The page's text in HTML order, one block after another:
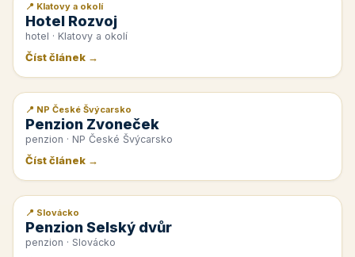
📰 PR článek
📍 Klatovy a okolí
Hotel Rozvoj
hotel · Klatovy a okolí
Číst článek →
📰 PR článek
📍 NP České Švýcarsko
Penzion Zvoneček
penzion · NP České Švýcarsko
Číst článek →
📰 PR článek
📍 Slovácko
Penzion Selský dvůr
penzion · Slovácko